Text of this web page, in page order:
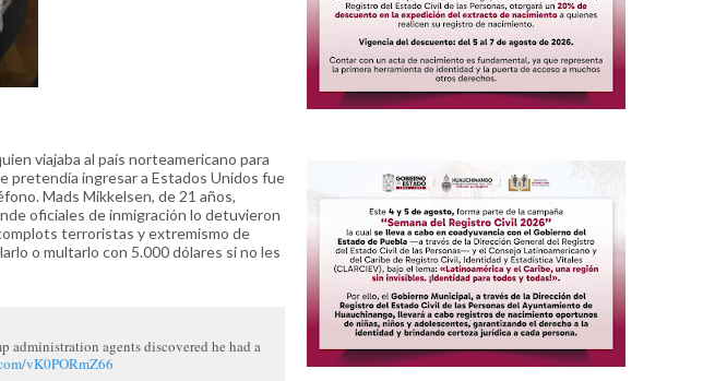
viajaba al país norteamericano para
pretendía ingresar a Estados Unidos fue
Mads Mikkelsen, de 21 años,
oficiales de inmigración lo detuvieron
terroristas y extremismo de
o multarlo con 5.000 dólares si no les
administration agents discovered he had a
vK0PORmZ66